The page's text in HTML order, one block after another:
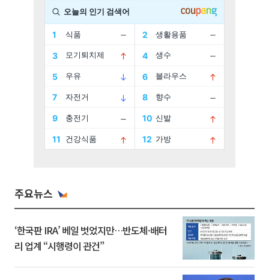
주요뉴스
‘한국판 IRA’ 베일 벗었지만…반도체·배터
리 업계 “시행령이 관건”